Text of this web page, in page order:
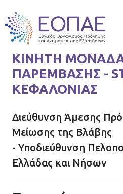
ΚΙΝΗΤΗ
ΠΑΡΕΜΒΑΣΗΣ -
ΚΕΦΑΛΟΝΙΑΣ
Διεύθυνση Άμεσης
Μείωσης της Βλάβης
- Υποδιεύθυνση
Ελλάδας και Νήσων